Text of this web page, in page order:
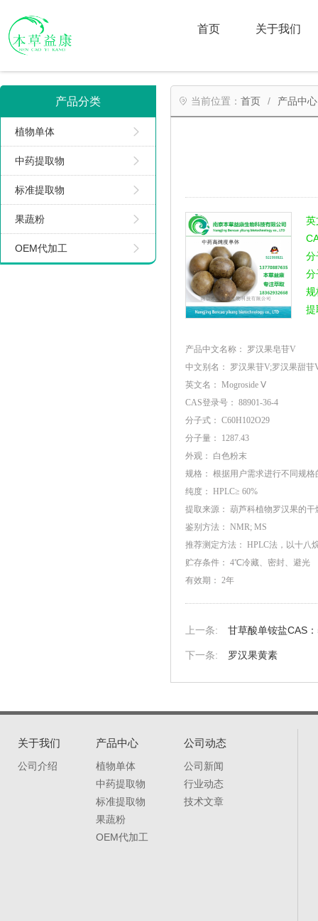
首页 关于我们
产品分类
植物单体
中药提取物
标准提取物
果蔬粉
OEM代加工
首页 产品中心
英
分
分
规
提
产品中文名称：
罗汉果皂苷V
中文别名：
罗汉果苷V;罗汉果甜
英文名： Mogroside Ⅴ
CAS登录号： 88901-36-4
分子式： C60H102O29
分子量：
1287.43
外观：
白色粉末
规格： 根据用户需求进行不同规格
纯度： HPLC≥ 60%
提取来源： 葫芦科植物罗汉果的干
鉴别方法： NMR; MS
推荐测定方法： HPLC法，以十八
贮存条件： 4℃冷藏、密封、避光
有效期： 2年
甘草酸单铵盐CAS
罗汉果黄素
关于我们
公司介绍
产品中心
植物单体
中药提取物
标准提取物
果蔬粉
OEM代加工
公司动态
公司新闻
行业动态
技术文章